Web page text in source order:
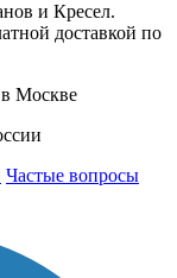
и Кресел.
доставкой по
Москве
Частые вопросы